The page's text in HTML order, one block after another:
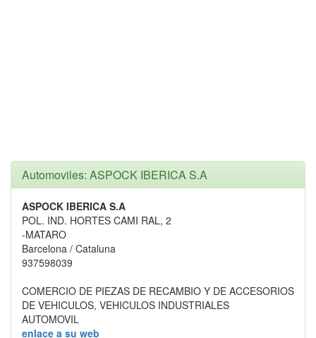
Automoviles: ASPOCK IBERICA S.A
ASPOCK IBERICA S.A
POL. IND. HORTES CAMI RAL, 2
-MATARO
Barcelona / Cataluna
937598039
COMERCIO DE PIEZAS DE RECAMBIO Y DE ACCESORIOS
DE VEHICULOS, VEHICULOS INDUSTRIALES
AUTOMOVIL
enlace a su web